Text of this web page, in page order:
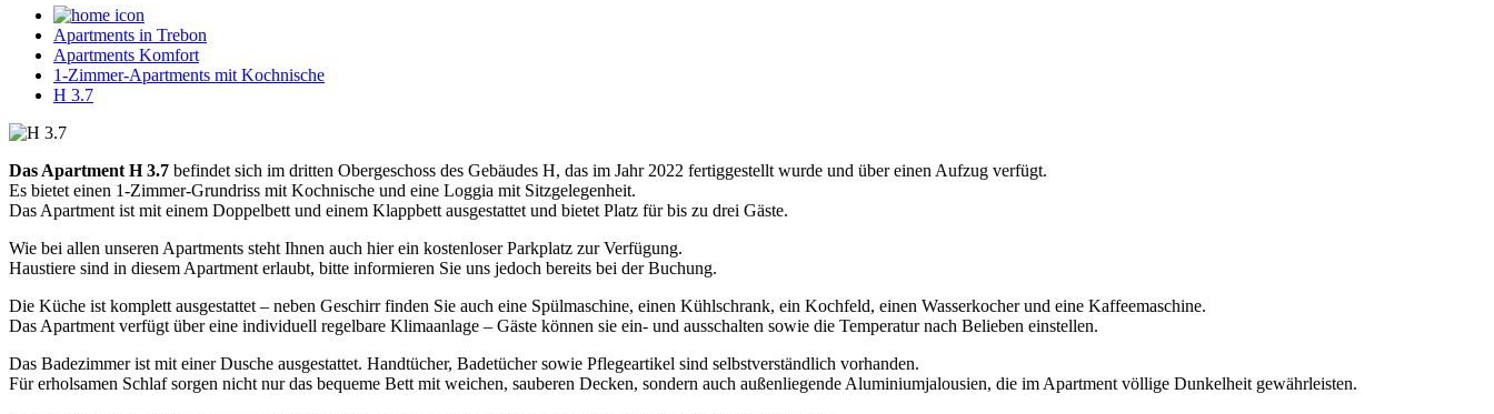
Apartments in Trebon
Apartments Komfort
1-Zimmer-Apartments mit Kochnische
H 3.7
Das Apartment H 3.7 befindet sich im dritten Obergeschoss des Gebäudes H, das im Jahr 2022 fertiggestellt wurde und über einen Aufzug verfügt.
Es bietet einen 1-Zimmer-Grundriss mit Kochnische und eine Loggia mit Sitzgelegenheit.
Das Apartment ist mit einem Doppelbett und einem Klappbett ausgestattet und bietet Platz für bis zu drei Gäste.
Wie bei allen unseren Apartments steht Ihnen auch hier ein kostenloser Parkplatz zur Verfügung.
Haustiere sind in diesem Apartment erlaubt, bitte informieren Sie uns jedoch bereits bei der Buchung.
Die Küche ist komplett ausgestattet – neben Geschirr finden Sie auch eine Spülmaschine, einen Kühlschrank, ein Kochfeld, einen Wasserkocher und eine Kaffeemaschine.
Das Apartment verfügt über eine individuell regelbare Klimaanlage – Gäste können sie ein- und ausschalten sowie die Temperatur nach Belieben einstellen.
Das Badezimmer ist mit einer Dusche ausgestattet. Handtücher, Badetücher sowie Pflegeartikel sind selbstverständlich vorhanden.
Für erholsamen Schlaf sorgen nicht nur das bequeme Bett mit weichen, sauberen Decken, sondern auch außenliegende Aluminiumjalousien, die im Apartment völlige Dunkelheit gewährleisten.